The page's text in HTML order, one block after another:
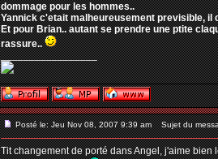
dommage pour les hommes..
Yannick c'etait malheureusement previsible, il
Et pour Brian.. autant se prendre une ptite
rassure..
_________________
Posté le: Jeu Nov 08, 2007 9:39 am Sujet du
Tit changement de porté dans Angel, j'aime